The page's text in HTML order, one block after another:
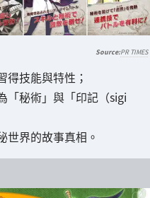
PR TIMES
得技能與特性；
「秘術」與「印記（sigi
世界的故事真相。